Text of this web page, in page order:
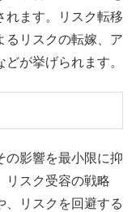
れます。リスク転移
るリスクの転嫁、ア
が挙げられます。
の影響を最小限に抑
リスク受容の戦略
、リスクを回避する